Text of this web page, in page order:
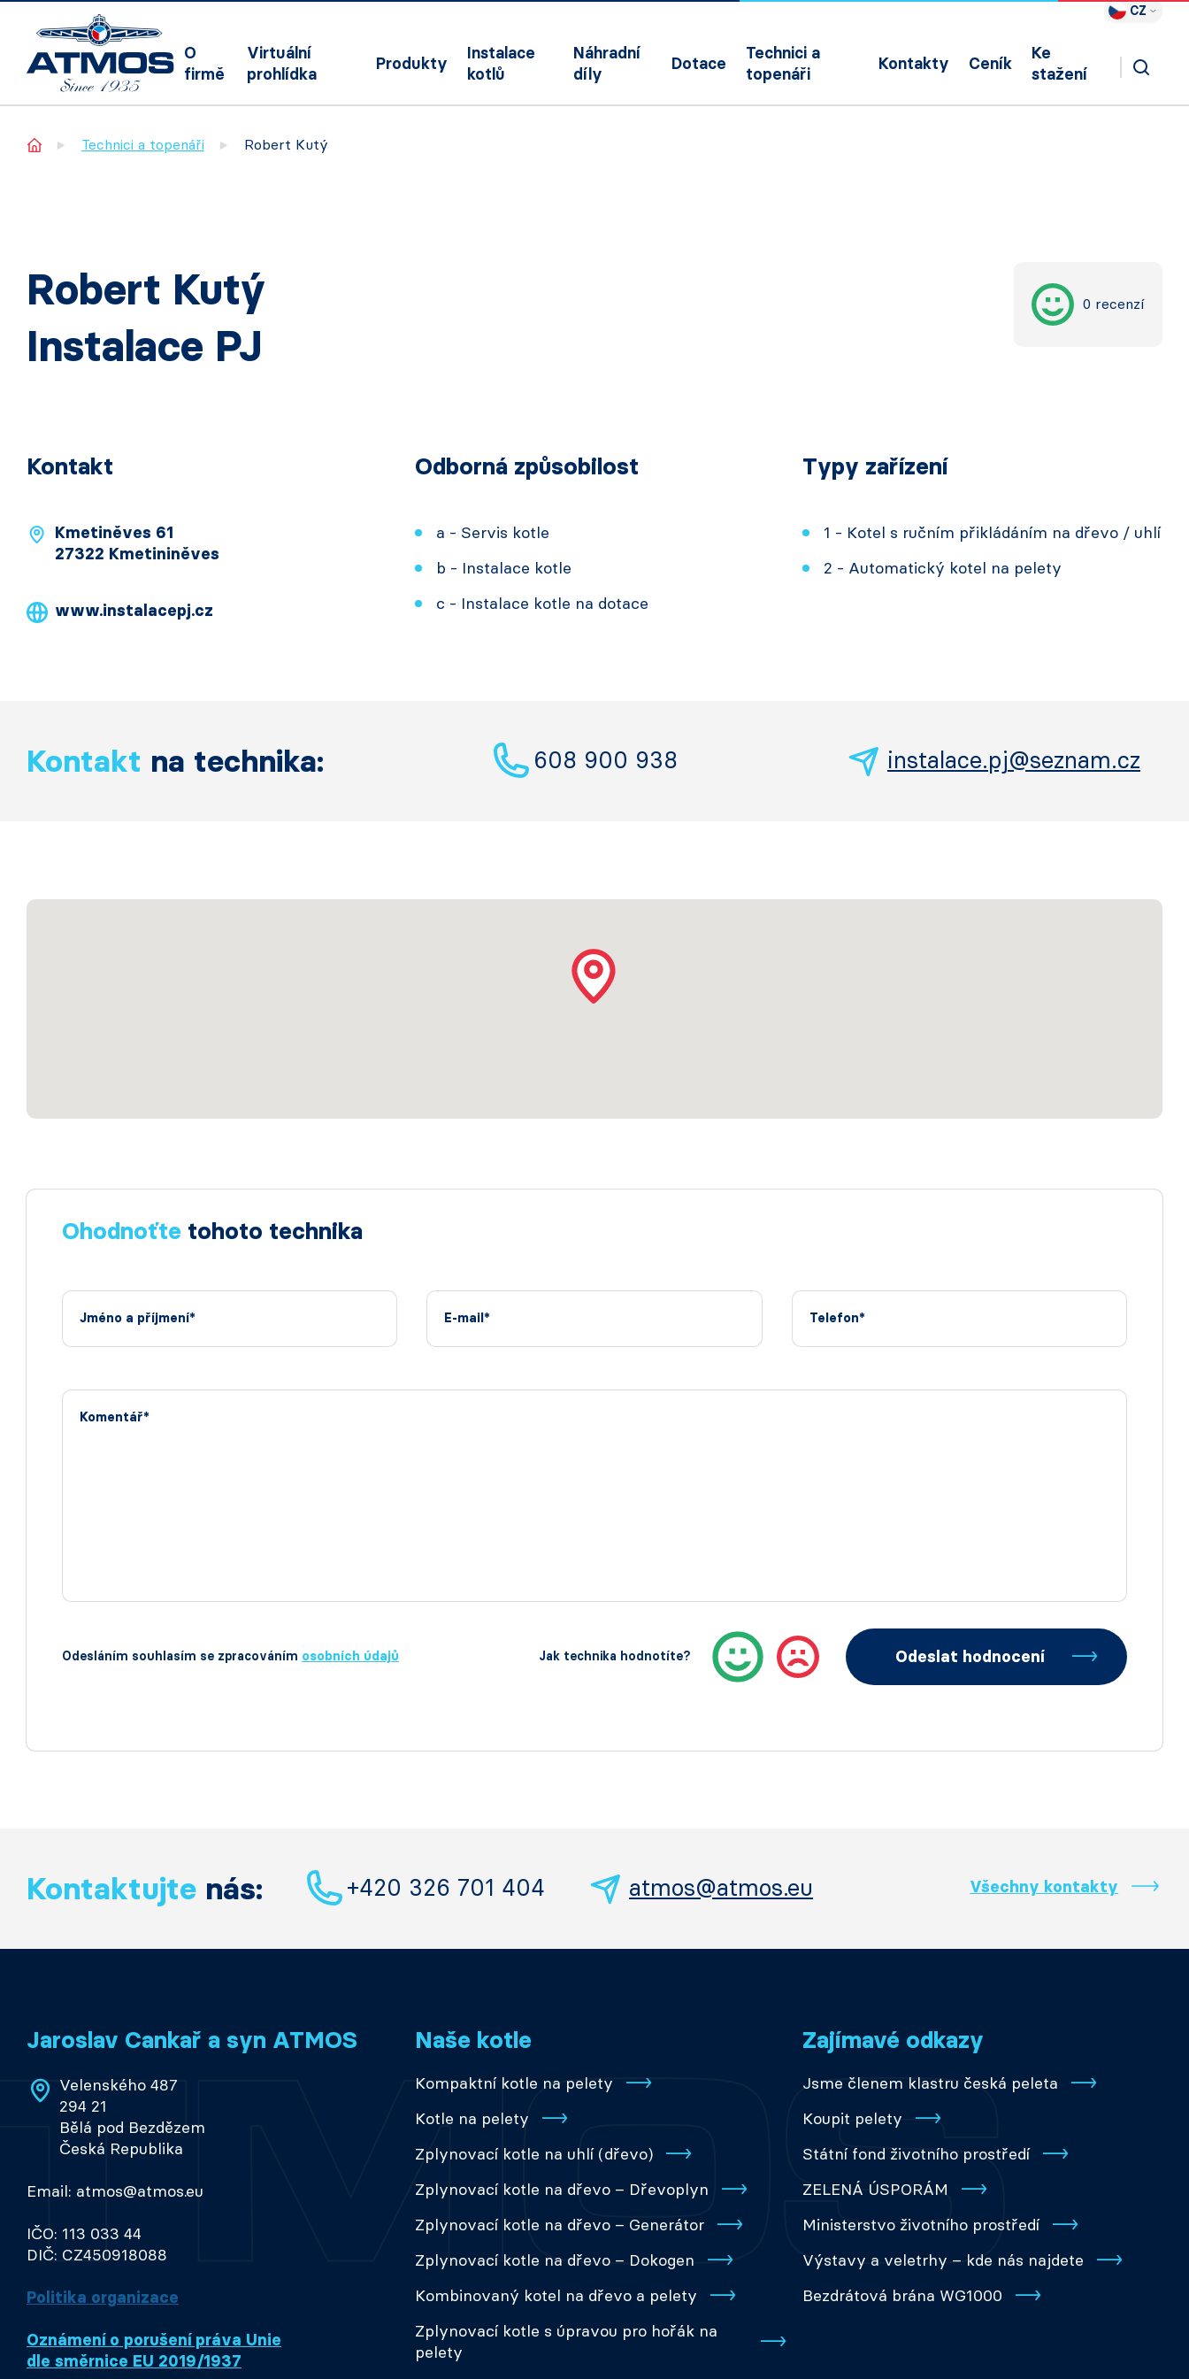
CZ
O
firmě
Virtuální
prohlídka
Produkty
Instalace
kotlů
Náhradní
díly
Dotace
Technici a
topenáři
Kontakty Ceník
Ke
stažení
Home Technici a topenáři Robert Kutý
Robert Kutý
Instalace PJ
0 recenzí
Kontakt
Kmetiněves 61
27322 Kmetininěves
www.instalacepj.cz
Odborná způsobilost
a - Servis kotle
b - Instalace kotle
c - Instalace kotle na dotace
Typy zařízení
1 - Kotel s ručním přikládáním na dřevo / uhlí
2 - Automatický kotel na pelety
Kontakt na technika: 608 900 938 instalace.pj@seznam.cz
Ohodnoťte tohoto technika
Jméno a příjmení* E-mail* Telefon*
Komentář*
Odesláním souhlasím se zpracováním osobních údajů Jak technika hodnotíte? Odeslat hodnocení
Kontaktujte nás: +420 326 701 404 atmos@atmos.eu Všechny kontakty
Jaroslav Cankař a syn ATMOS
Velenského 487
294 21
Bělá pod Bezdězem
Česká Republika
Email: atmos@atmos.eu
IČO: 113 033 44
DIČ: CZ450918088
Politika organizace
Oznámení o porušení práva Unie
dle směrnice EU 2019/1937
Naše kotle
Kompaktní kotle na pelety
Kotle na pelety
Zplynovací kotle na uhlí (dřevo)
Zplynovací kotle na dřevo – Dřevoplyn
Zplynovací kotle na dřevo – Generátor
Zplynovací kotle na dřevo – Dokogen
Kombinovaný kotel na dřevo a pelety
Zplynovací kotle s úpravou pro hořák na
pelety
Zajímavé odkazy
Jsme členem klastru česká peleta
Koupit pelety
Státní fond životního prostředí
ZELENÁ ÚSPORÁM
Ministerstvo životního prostředí
Výstavy a veletrhy – kde nás najdete
Bezdrátová brána WG1000